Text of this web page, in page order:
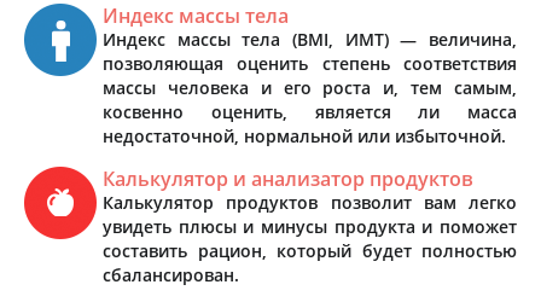
Индекс массы тела
Индекс массы тела (BMI, ИМТ) — величина,
позволяющая оценить степень соответствия
массы человека и его роста и, тем самым,
косвенно оценить, является ли масса
недостаточной, нормальной или избыточной.
Калькулятор и анализатор продуктов
Калькулятор продуктов позволит вам легко
увидеть плюсы и минусы продукта и поможет
составить рацион, который будет полностью
сбалансирован.